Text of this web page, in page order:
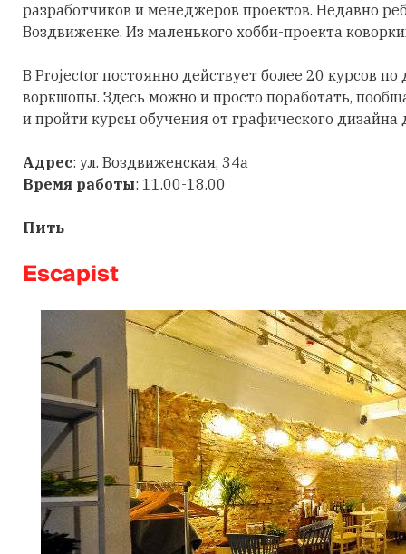
разработчиков и менеджеров проектов. Недавно
Воздвиженке. Из маленького хобби-проекта
В Projector постоянно действует более 20 курсов
воркшопы. Здесь можно и просто поработать,
и пройти курсы обучения от графического
Адрес: ул. Воздвиженская, 34а
Время работы: 11.00-18.00
Пить
Escapist